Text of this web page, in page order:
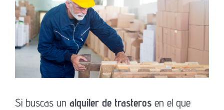
Si buscas un alquiler de trasteros en el que